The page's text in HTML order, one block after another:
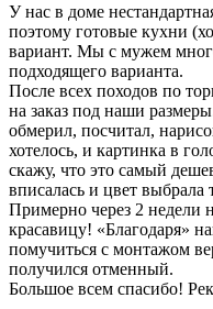
У нас в доме
поэтому готовые кухни
вариант. Мы с мужем
подходящего варианта.
После всех походов по
на заказ под наши
обмерил, посчитал,
хотелось, и картинка в
скажу, что это самый
вписалась и цвет выбрала
Примерно через 2 недели
красавицу! «Благодаря»
помучиться с монтажом
получился отменный.
Большое всем спасибо!